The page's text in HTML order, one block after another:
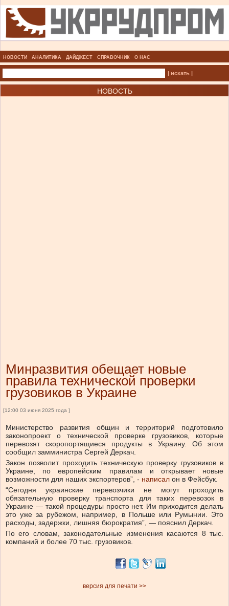
НОВОСТИ АНАЛИТИКА ДАЙДЖЕСТ СПРАВОЧНИК О НАС
| искать |
НОВОСТЬ
Минразвития обещает новые
правила технической проверки
грузовиков в Украине
[12:00 03 июня 2025 года ]
Министерство развития общин и территорий подготовило
законопроект о технической проверке грузовиков, которые
перевозят скоропортящиеся продукты в Украину.
Об этом
сообщил замминистра Сергей Деркач.
Закон позволит проходить техническую проверку грузовиков в
Украине, по европейским правилам и открывает новые
возможности для наших экспортеров”, - написал он в Фейсбук.
“Сегодня украинские перевозчики не могут проходить
обязательную проверку транспорта для таких перевозок в
Украине — такой процедуры просто нет. Им приходится делать
это уже за рубежом, например, в Польше или Румынии. Это
расходы, задержки, лишняя бюрократия”, — пояснил Деркач.
По его словам, законодательные изменения касаются 8 тыс.
компаний и более 70 тыс. грузовиков.
версия для печати >>